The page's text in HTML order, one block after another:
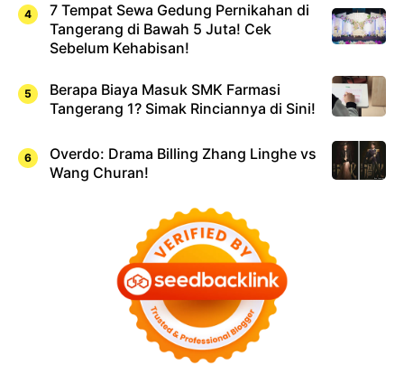
7 Tempat Sewa Gedung Pernikahan di
Tangerang di Bawah 5 Juta! Cek
Sebelum Kehabisan!
Berapa Biaya Masuk SMK Farmasi
Tangerang 1? Simak Rinciannya di Sini!
Overdo: Drama Billing Zhang Linghe vs
Wang Churan!